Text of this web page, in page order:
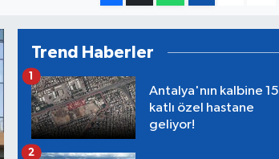
Trend Haberler
Antalya'nın kalbine 15
katlı özel hastane
geliyor!
1
2